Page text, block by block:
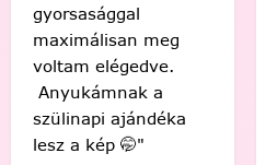
gyorsasággal
maximálisan meg
voltam elégedve.
Anyukámnak a
szülinapi ajándéka
lesz a kép 🤭"